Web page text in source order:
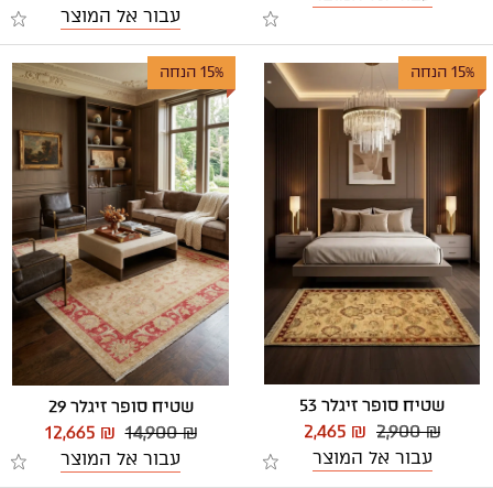
עבור אל המוצר
15% הנחה
שטיח סופר זיגלר 53
2,900 ₪
2,465 ₪
עבור אל המוצר
15% הנחה
שטיח סופר זיגלר 29
14,900 ₪
12,665 ₪
עבור אל המוצר